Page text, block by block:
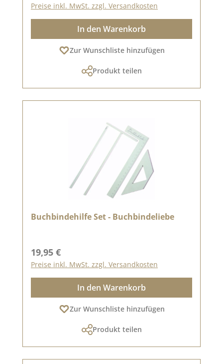
Preise inkl. MwSt. zzgl. Versandkosten
In den Warenkorb
Zur Wunschliste hinzufügen
Produkt teilen
Buchbindehilfe Set - Buchbindeliebe
Regulärer Preis:
19,95 €
Preise inkl. MwSt. zzgl. Versandkosten
In den Warenkorb
Zur Wunschliste hinzufügen
Produkt teilen